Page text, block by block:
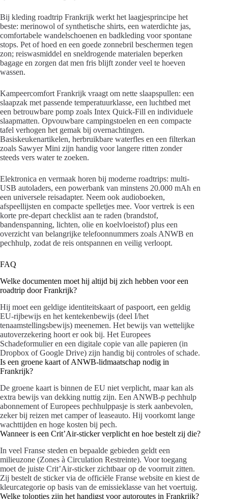
Bij kleding roadtrip Frankrijk werkt het laagjesprincipe het
beste: merinowol of synthetische shirts, een waterdichte jas,
comfortabele wandelschoenen en badkleding voor spontane
stops. Pet of hoed en een goede zonnebril beschermen tegen
zon; reiswasmiddel en sneldrogende materialen beperken
bagage en zorgen dat men fris blijft zonder veel te hoeven
wassen.
Kampeercomfort Frankrijk vraagt om nette slaapspullen: een
slaapzak met passende temperatuurklasse, een luchtbed met
een betrouwbare pomp zoals Intex Quick-Fill en individuele
slaapmatten. Opvouwbare campingstoelen en een compacte
tafel verhogen het gemak bij overnachtingen.
Basiskeukenartikelen, herbruikbare waterfles en een filterkan
zoals Sawyer Mini zijn handig voor langere ritten zonder
steeds vers water te zoeken.
Elektronica en vermaak horen bij moderne roadtrips: multi-
USB autoladers, een powerbank van minstens 20.000 mAh en
een universele reisadapter. Neem ook audioboeken,
afspeellijsten en compacte spelletjes mee. Voor vertrek is een
korte pre-depart checklist aan te raden (brandstof,
bandenspanning, lichten, olie en koelvloeistof) plus een
overzicht van belangrijke telefoonnummers zoals ANWB en
pechhulp, zodat de reis ontspannen en veilig verloopt.
FAQ
Welke documenten moet hij altijd bij zich hebben voor een
roadtrip door Frankrijk?
Hij moet een geldige identiteitskaart of paspoort, een geldig
EU-rijbewijs en het kentekenbewijs (deel I/het
tenaamstellingsbewijs) meenemen. Het bewijs van wettelijke
autoverzekering hoort er ook bij. Het Europees
Schadeformulier en een digitale copie van alle papieren (in
Dropbox of Google Drive) zijn handig bij controles of schade.
Is een groene kaart of ANWB-lidmaatschap nodig in
Frankrijk?
De groene kaart is binnen de EU niet verplicht, maar kan als
extra bewijs van dekking nuttig zijn. Een ANWB-p pechhulp
abonnement of Europees pechhulppasje is sterk aanbevolen,
zeker bij reizen met camper of leaseauto. Hij voorkomt lange
wachttijden en hoge kosten bij pech.
Wanneer is een Crit’Air-sticker verplicht en hoe bestelt zij die?
In veel Franse steden en bepaalde gebieden geldt een
milieuzone (Zones à Circulation Restreinte). Voor toegang
moet de juiste Crit’Air-sticker zichtbaar op de voorruit zitten.
Zij bestelt de sticker via de officiële Franse website en kiest de
kleurcategorie op basis van de emissieklasse van het voertuig.
Welke tolopties zijn het handigst voor autoroutes in Frankrijk?